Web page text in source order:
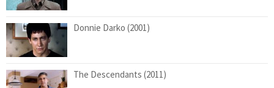
Donnie Darko (2001)
The Descendants (2011)